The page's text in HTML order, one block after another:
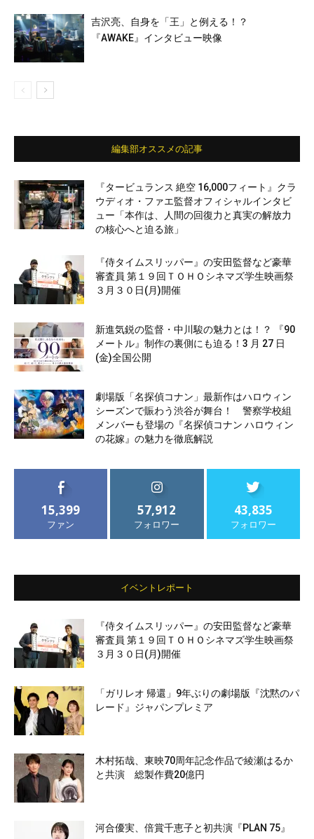
吉沢亮、自身を「王」と例える！？
『AWAKE』インタビュー映像
編集部オススメの記事
『タービュランス 絶空 16,000フィート』クラ
ウディオ・ファエ監督オフィシャルインタビ
ュー「本作は、人間の回復力と真実の解放力
の核心へと迫る旅」
『侍タイムスリッパー』の安田監督など豪華
審査員 第１９回ＴＯＨＯシネマズ学生映画祭
３月３０日(月)開催
新進気鋭の監督・中川駿の魅力とは！？ 『90
メートル』制作の裏側にも迫る！3 月 27 日
(金)全国公開
劇場版「名探偵コナン」最新作はハロウィン
シーズンで賑わう渋谷が舞台！ 警察学校組
メンバーも登場の『名探偵コナン ハロウィン
の花嫁』の魅力を徹底解説
15,399
ファン
57,912
フォロワー
43,835
フォロワー
イベントレポート
『侍タイムスリッパー』の安田監督など豪華
審査員 第１９回ＴＯＨＯシネマズ学生映画祭
３月３０日(月)開催
「ガリレオ 帰還」9年ぶりの劇場版『沈黙のパ
レード』ジャパンプレミア
木村拓哉、東映70周年記念作品で綾瀬はるか
と共演 総製作費20億円
河合優実、倍賞千恵子と初共演『PLAN 75』